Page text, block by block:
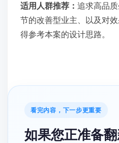
适用人群推荐： 追求高品
节的改善型业主、以及对
得参考本案的设计思路。
看完内容，下一步更重要
如果您正准备